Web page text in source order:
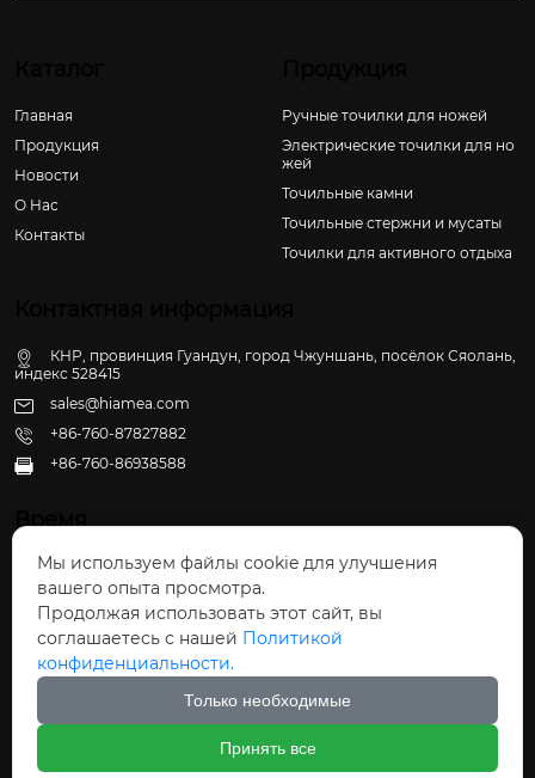
Главная
Продукция
Новости
О Hас
Контакты
Ручные точилки для ножей
Электрические точилки для но
жей
Точильные камни
Точильные стержни и мусаты
Точилки для активного отдыха
КНР, провинция Гуандун, город Чжуншань, посёлок Сяолань,
индекс 528415
sales@hiamea.com
+86-760-87827882
 +86-760-86938588
Время
Пн - Пт: 09:30 - 22:00
Сб - Вс: 10:00 - 22:30
Авторское право©ООО Чжуншань Хайвэй
Кухонные Принадлежности
Мы используем файлы cookie для улучшения
вашего опыта просмотра.
Продолжая использовать этот сайт, вы
соглашаетесь с нашей Политикой
конфиденциальности.
Только необходимые
Принять все